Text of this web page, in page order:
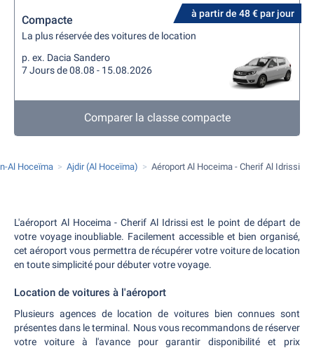
à partir de 48 € par jour
Compacte
La plus réservée des voitures de location
p. ex. Dacia Sandero
7 Jours de 08.08 - 15.08.2026
Comparer la classe compacte
Al Hoceïma Ajdir (Al Hoceïma) Aéroport Al Hoceima - Cherif Al Idrissi
L'aéroport Al Hoceima - Cherif Al Idrissi est le point de départ de
votre voyage inoubliable. Facilement accessible et bien organisé,
cet aéroport vous permettra de récupérer votre voiture de location
en toute simplicité pour débuter votre voyage.
Location de voitures à l'aéroport
Plusieurs agences de location de voitures bien connues sont
présentes dans le terminal. Nous vous recommandons de réserver
votre voiture à l'avance pour garantir disponibilité et prix